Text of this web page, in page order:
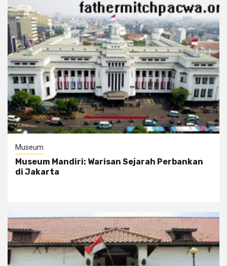
Museum
Museum Mandiri: Warisan Sejarah Perbankan
di Jakarta